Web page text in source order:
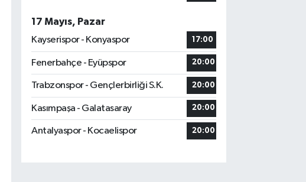
17 Mayıs, Pazar
Kayserispor - Konyaspor
17:00
Fenerbahçe - Eyüpspor 20:00
Trabzonspor - Gençlerbirliği S.K. 20:00
Kasımpaşa - Galatasaray 20:00
Antalyaspor - Kocaelispor 20:00